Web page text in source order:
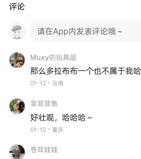
评论
请在App内发表评论哦～
Muxy的玩具屋
那么多拉布布一个也不属于我
01-12・云南
菲菲菲鱼
好壮观，哈哈哈～
01-12・重庆
苍耳娃娃